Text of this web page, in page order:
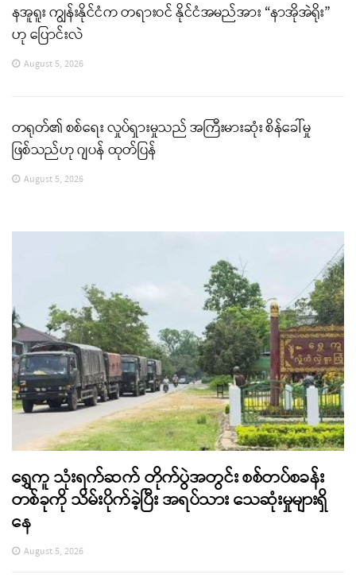
နအူရူး ကျွန်းနိုင်ငံက တရားဝင် နိုင်ငံအမည်အား “နာအိုအဲရိုး”
ဟု ပြောင်းလဲ
August 5, 2026
တရုတ်၏ စစ်ရေး လှုပ်ရှားမှုသည် အကြီးမားဆုံး စိန်ခေါ်မှု
ဖြစ်သည်ဟု ဂျပန် ထုတ်ပြန်
August 5, 2026
ရွှေကူ သုံးရက်ဆက် တိုက်ပွဲအတွင်း စစ်တပ်စခန်း
တစ်ခုကို သိမ်းပိုက်ခဲ့ပြီး အရပ်သား သေဆုံးမှုများရှိ
နေ
August 5, 2026